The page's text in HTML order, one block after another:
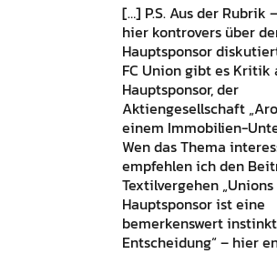
[…] P.S. Aus der Rubrik
hier kontrovers über
Hauptsponsor
FC Union gibt es Kritik
Hauptsponsor, der
Aktiengesellschaft
einem Immobilien-
Wen das Thema
empfehlen ich den
Textilvergehen
Hauptsponsor ist eine
bemerkenswert
Entscheidung“ – hier